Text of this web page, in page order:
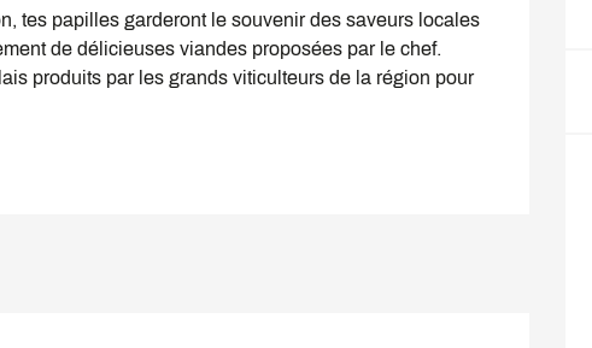
tes papilles garderont le souvenir des saveurs locales
de délicieuses viandes proposées par le chef.
produits par les grands viticulteurs de la région pour